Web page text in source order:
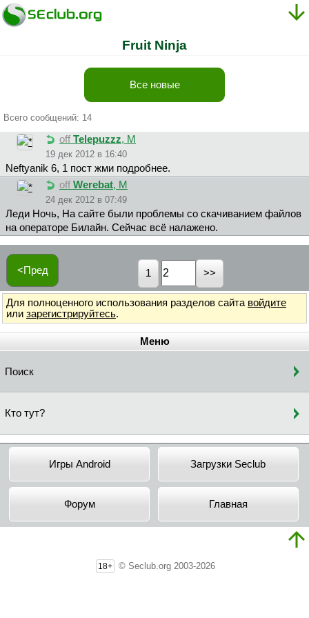
Fruit Ninja
Все новые
Всего сообщений: 14
off Telepuzzz, М
19 дек 2012 в 16:40
Neftyanik 6, 1 пост жми подробнее.
off Werebat, М
24 дек 2012 в 07:49
Леди Ночь, На сайте были проблемы со скачиванием файлов
на операторе Билайн. Сейчас всё налажено.
<Пред 1
Для полноценного использования разделов сайта войдите
или зарегистрируйтесь.
Меню
Поиск
Кто тут?
Игры Android Загрузки Seclub
Форум Главная
18+ © Seclub.org 2003-2026